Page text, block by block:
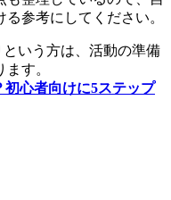
参考にしてください。
いう方は、活動の準備
す。
心者向けに5ステップ